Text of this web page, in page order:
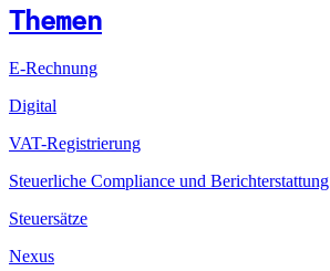
Themen
E-Rechnung
Digital
VAT-Registrierung
Steuerliche Compliance und Berichterstattung
Steuersätze
Nexus